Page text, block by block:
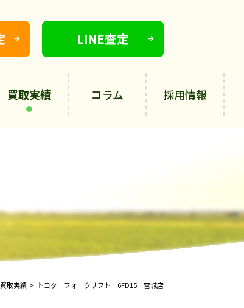
買取実績 コラム 採用情報
買取実績 トヨタ フォークリフト 6FD15 宮城店